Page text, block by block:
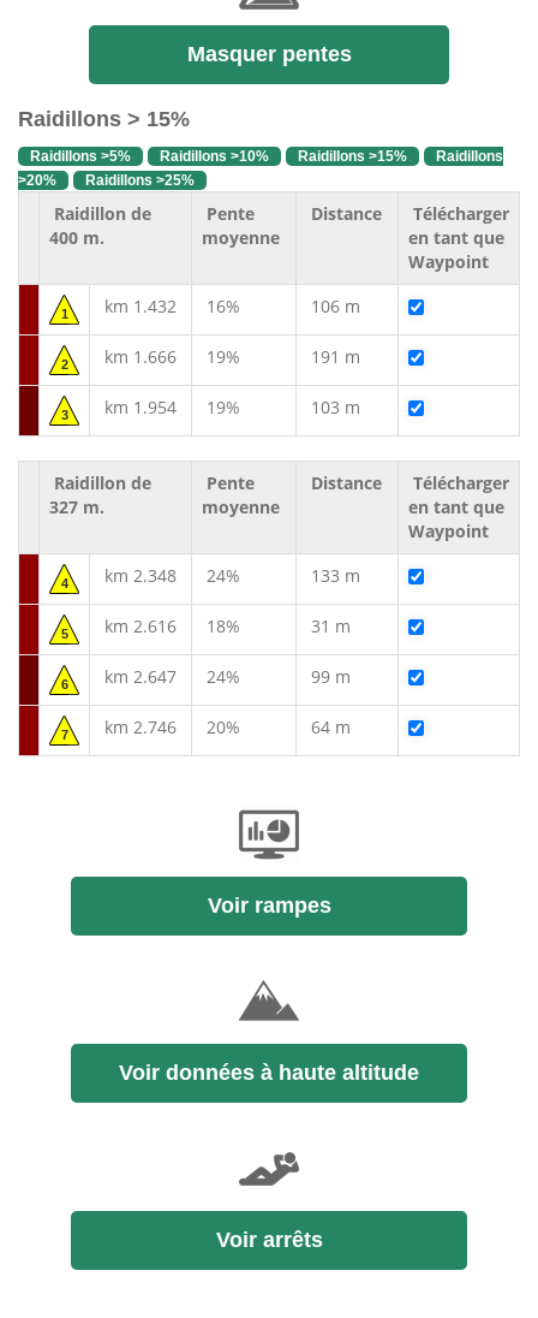
Masquer pentes
Raidillons > 15%
Raidillons >5% Raidillons >10% Raidillons >15%
Raidillons
>20%
Raidillons >25%
Raidillon de
400 m.
Pente
moyenne
Distance
Télécharger
en tant que
Waypoint
1 km 1.432 16% 106 m
2 km 1.666 19% 191 m
3 km 1.954 19% 103 m
Raidillon de
327 m.
Pente
moyenne
Distance
Télécharger
en tant que
Waypoint
4 km 2.348 24% 133 m
5 km 2.616 18% 31 m
6 km 2.647 24% 99 m
7 km 2.746 20% 64 m
Voir rampes
Voir données à haute altitude
Voir arrêts